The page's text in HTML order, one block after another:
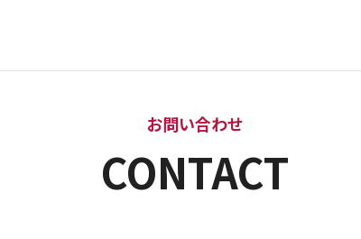
お問い合わせ
CONTACT